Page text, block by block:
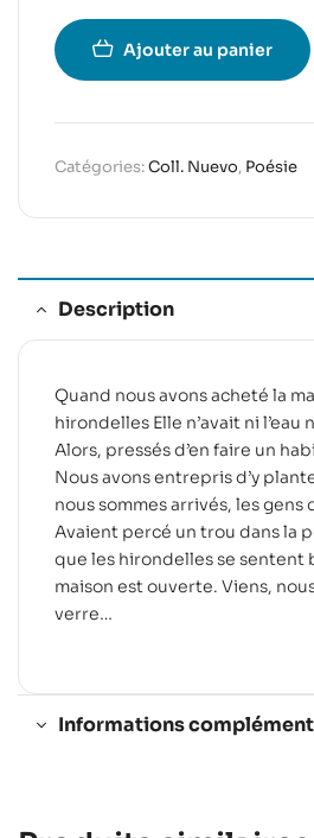
Ajouter au panier
Catégories:Coll. Nuevo, Poésie
Description
Quand nous avons acheté la
hirondelles Elle n’avait ni l’eau
Alors, pressés d’en faire un
Nous avons entrepris d’y
nous sommes arrivés, les gens
Avaient percé un trou dans la
que les hirondelles se sentent
maison est ouverte. Viens,
verre…
Informations